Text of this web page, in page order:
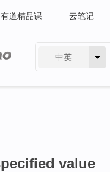
有道精品课 云笔记
中英
value